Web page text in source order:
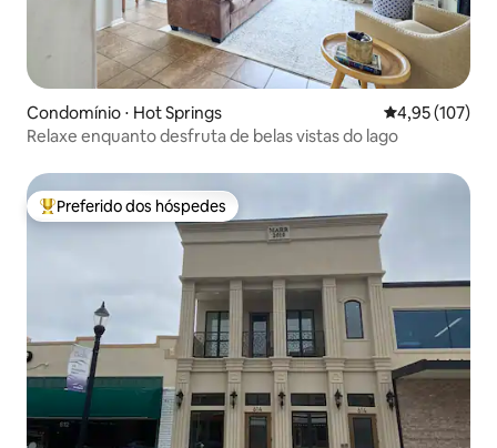
Condomínio ⋅ Hot Springs 4,95 de uma
4,95 (107)
Relaxe enquanto desfruta de belas vistas do lago
Entre os melhores preferidos dos hóspedes
Preferido dos hóspedes